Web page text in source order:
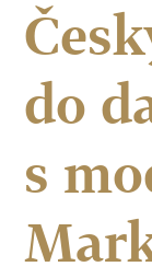
do
s